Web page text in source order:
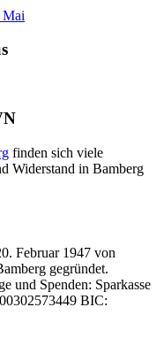
Mai
finden sich viele
Widerstand in Bamberg
Februar 1947 von
gegründet.
und Spenden: Sparkasse
BIC: